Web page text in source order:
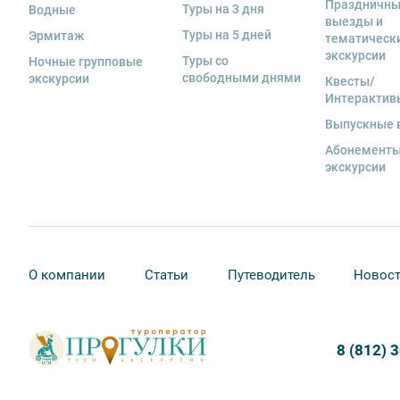
стоимость комплекта в размере 5500 руб. 00 коп.
13. Для бронирования мест на заграничные
предоставить ФИО, дату рождения, серию и номер
Водные
Эрмитаж
Ночные групповые
экскурсии
Туры на 3 дня
Туры на 5 дней
Туры со
свободными днями
выезды и
экскурсии
Квесты/
Выпускные
экскурсии
О компании Статьи Путеводитель
8 (812)